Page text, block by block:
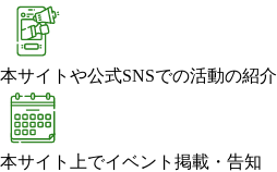
本サイトや公式SNSでの活動の紹介
本サイト上でイベント掲載・告知